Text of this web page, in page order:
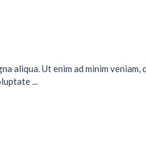
aliqua. Ut enim ad minim veniam,
...